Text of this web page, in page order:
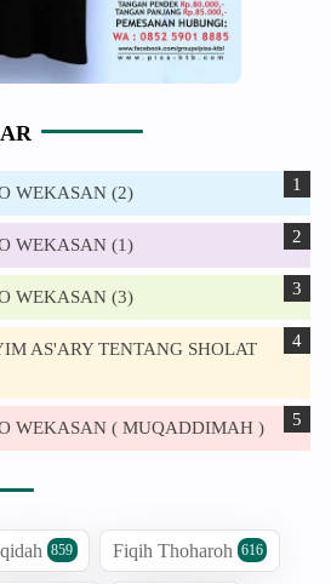
WEKASAN (2)
WEKASAN (1)
WEKASAN (3)
AS'ARY TENTANG SHOLAT
WEKASAN ( MUQADDIMAH )
859 Fiqih Thoharoh 616